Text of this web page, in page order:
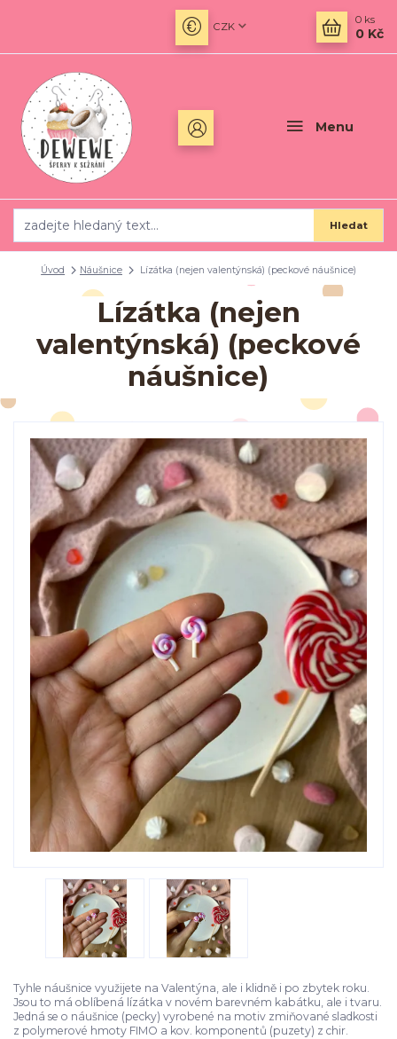
Menu
CZK
Hledat
0 ks
0 Kč
Úvod Náušnice Lízátka (nejen valentýnská) (peckové náušnice)
Lízátka (nejen
valentýnská) (peckové
náušnice)
Tyhle náušnice využijete na Valentýna, ale i klidně i po zbytek roku.
Jsou to má oblíbená lízátka v novém barevném kabátku, ale i tvaru.
Jedná se o náušnice (pecky) vyrobené na motiv zmiňované sladkosti
z polymerové hmoty FIMO a kov. komponentů (puzety) z chir.